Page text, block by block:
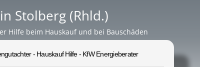
Stolberg (Rhld.)
Hilfe beim Hauskauf und bei Bauschäden
- Hauskauf Hilfe - KfW Energieberater